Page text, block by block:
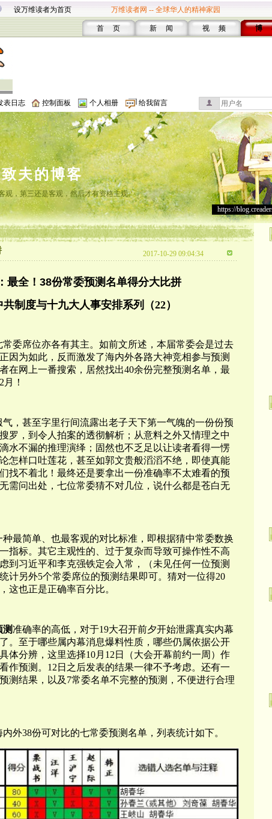
设万维读者为首页 万维读者网 -- 全球华人的精神家园
首 页 新 闻 视 频 博
表日志 控制面板 个人相册 给我留言
夫的博客
观，第三还是客观，然后才有资格主观。
https://
2017-10-29 09:04:34
最全！38份常委预测名单得分大比拼
制度与十九大人事安排系列（22）
常委席位亦各有其主。如前文所述，本届常委会是过去
因为如此，反而激发了海内外各路大神竞相参与预测
在网上一番搜索，居然找出40余份完整预测名单，最
！
，甚至字里行间流露出老子天下第一气魄的一份份预
罗，到令人拍案的透彻解析；从意料之外又情理之中
水不漏的推理演绎；固然也不乏足以让读者看得一愣
怎样口吐莲花，甚至如郭文贵般滔滔不绝，即使真能
找不着北！最终还是要拿出一份准确率不太难看的预
需问出处，七位常委猜不对几位，说什么都是苍白无
最简单、也最客观的对比标准，即根据猜中常委数换
指标。其它主观性的、过于复杂而导致可操作性不高
到习近平和李克强铁定会入常，（未见任何一位预测
计另外5个常委席位的预测结果即可。猜对一位得20
这也正是正确率百分比。
测准确率的高低，对于19大召开前夕开始泄露真实内幕
。至于哪些属内幕消息爆料性质，哪些仍属依据公开
体分辨， 这里选择10月12日（大会开幕前约一周）作
作预测。12日之后发表的结果一律不予考虑。还有一
测结果，以及7常委名单不完整的预测，不便进行合理
外38份可对比的七常委预测名单，列表统计如下。